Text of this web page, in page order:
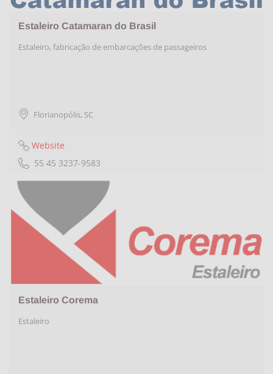
Estaleiro Catamaran do Brasil
Estaleiro, fabricação de embarcações de passageiros
Florianopólis, SC
Website
55 45 3237-9583
Estaleiro Corema
Estaleiro